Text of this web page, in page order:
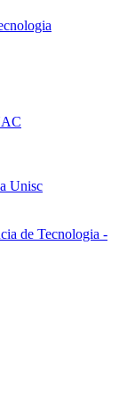
Unisc
de Tecnologia -